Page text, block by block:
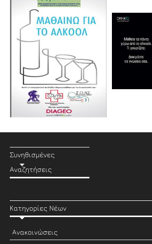
Συνηθισμένες
Αναζητήσεις
Κατηγορίες Νέων
Ανακοινώσεις